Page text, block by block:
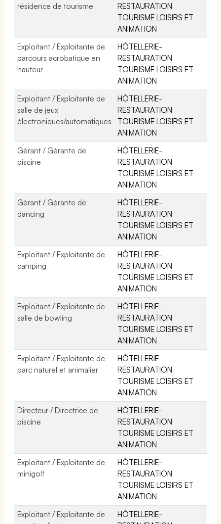
résidence de tourisme
RESTAURATION
TOURISME LOISIRS ET
ANIMATION
Exploitant / Exploitante de
parcours acrobatique en
hauteur
HÔTELLERIE-
RESTAURATION
TOURISME LOISIRS ET
ANIMATION
Exploitant / Exploitante de
salle de jeux
électroniques/automatiques
HÔTELLERIE-
RESTAURATION
TOURISME LOISIRS ET
ANIMATION
Gérant / Gérante de
piscine
HÔTELLERIE-
RESTAURATION
TOURISME LOISIRS ET
ANIMATION
Gérant / Gérante de
dancing
HÔTELLERIE-
RESTAURATION
TOURISME LOISIRS ET
ANIMATION
Exploitant / Exploitante de
camping
HÔTELLERIE-
RESTAURATION
TOURISME LOISIRS ET
ANIMATION
Exploitant / Exploitante de
salle de bowling
HÔTELLERIE-
RESTAURATION
TOURISME LOISIRS ET
ANIMATION
Exploitant / Exploitante de
parc naturel et animalier
HÔTELLERIE-
RESTAURATION
TOURISME LOISIRS ET
ANIMATION
Directeur / Directrice de
piscine
HÔTELLERIE-
RESTAURATION
TOURISME LOISIRS ET
ANIMATION
Exploitant / Exploitante de
minigolf
HÔTELLERIE-
RESTAURATION
TOURISME LOISIRS ET
ANIMATION
Exploitant / Exploitante de
HÔTELLERIE-